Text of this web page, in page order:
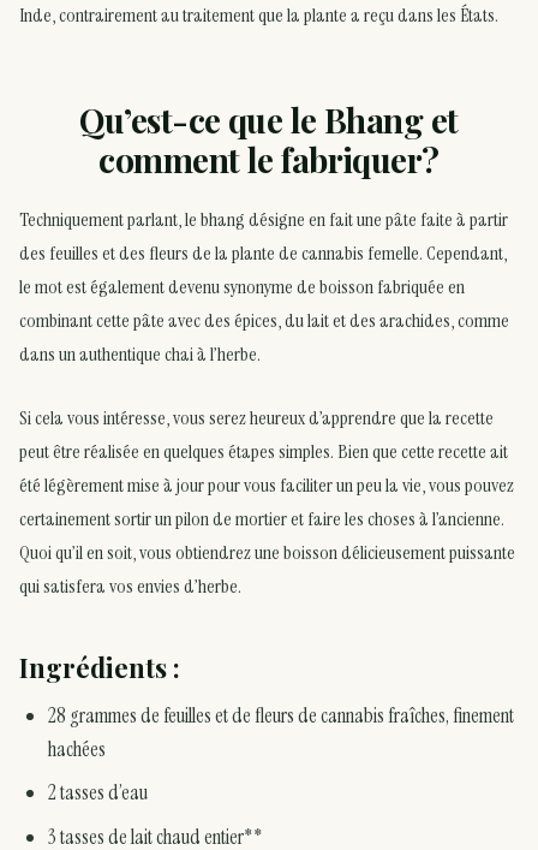
Inde, contrairement au traitement que la plante a reçu dans les États.
Qu’est-ce que le Bhang et
comment le fabriquer?
Techniquement parlant, le bhang désigne en fait une pâte faite à partir
des feuilles et des fleurs de la plante de cannabis femelle. Cependant,
le mot est également devenu synonyme de boisson fabriquée en
combinant cette pâte avec des épices, du lait et des arachides, comme
dans un authentique chai à l’herbe.
Si cela vous intéresse, vous serez heureux d’apprendre que la recette
peut être réalisée en quelques étapes simples. Bien que cette recette ait
été légèrement mise à jour pour vous faciliter un peu la vie, vous pouvez
certainement sortir un pilon de mortier et faire les choses à l’ancienne.
Quoi qu’il en soit, vous obtiendrez une boisson délicieusement puissante
qui satisfera vos envies d’herbe.
Ingrédients :
28 grammes de feuilles et de fleurs de cannabis fraîches, finement
hachées
2 tasses d’eau
3 tasses de lait chaud entier**